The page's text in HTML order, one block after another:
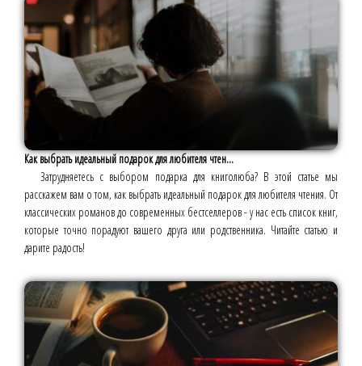
Как выбрать идеальный подарок для любителя чтен...
Затрудняетесь с выбором подарка для книголюба? В этой статье мы
расскажем вам о том, как выбрать идеальный подарок для любителя чтения. От
классических романов до современных бестселлеров - у нас есть список книг,
которые точно порадуют вашего друга или родственника. Читайте статью и
дарите радость!